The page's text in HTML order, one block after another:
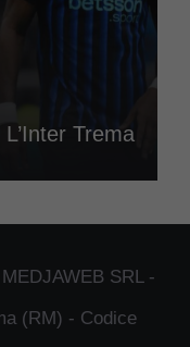
Trema
SRL -
(RM) - Codice